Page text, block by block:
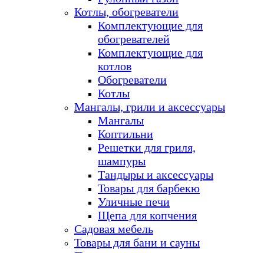
Котлы, обогреватели
Комплектующие для
обогревателей
Комплектующие для
котлов
Обогреватели
Котлы
Мангалы, грили и аксессуары
Мангалы
Коптильни
Решетки для гриля,
шампуры
Тандыры и аксессуары
Товары для барбекю
Уличные печи
Щепа для копчения
Садовая мебель
Товары для бани и сауны